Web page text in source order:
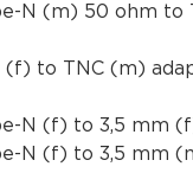
N (m) 50 ohm to
(f) to TNC (m)
N (f) to 3,5 mm
N (f) to 3,5 mm